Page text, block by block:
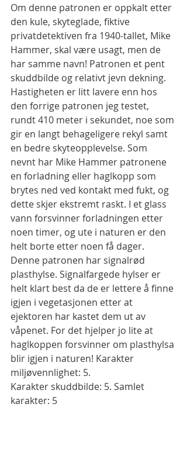
Om denne patronen er oppkalt etter
den kule, skyteglade, fiktive
privatdetektiven fra 1940-tallet, Mike
Hammer, skal være usagt, men de
har samme navn! Patronen et pent
skuddbilde og relativt jevn dekning.
Hastigheten er litt lavere enn hos
den forrige patronen jeg testet,
rundt 410 meter i sekundet, noe som
gir en langt behageligere rekyl samt
en bedre skyteopplevelse. Som
nevnt har Mike Hammer patronene
en forladning eller haglkopp som
brytes ned ved kontakt med fukt, og
dette skjer ekstremt raskt. I et glass
vann forsvinner forladningen etter
noen timer, og ute i naturen er den
helt borte etter noen få dager.
Denne patronen har signalrød
plasthylse. Signalfargede hylser er
helt klart best da de er lettere å finne
igjen i vegetasjonen etter at
ejektoren har kastet dem ut av
våpenet. For det hjelper jo lite at
haglkoppen forsvinner om plasthylsa
blir igjen i naturen! Karakter
miljøvennlighet: 5.
Karakter skuddbilde: 5. Samlet
karakter: 5